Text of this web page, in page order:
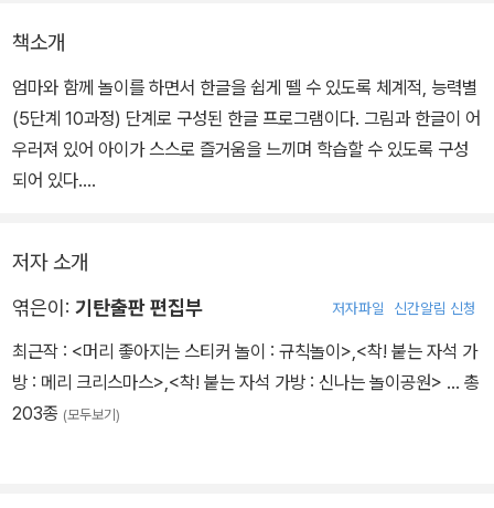
책소개
엄마와 함께 놀이를 하면서 한글을 쉽게 뗄 수 있도록 체계적, 능력별
(5단계 10과정) 단계로 구성된 한글 프로그램이다. 그림과 한글이 어
우러져 있어 아이가 스스로 즐거움을 느끼며 학습할 수 있도록 구성
되어 있다.
저자 소개
엮은이: 기탄출판 편집부 저자파일 신간알림 신청
최근작 : <머리 좋아지는 스티커 놀이 : 규칙놀이>,<착! 붙는 자석 가
방 : 메리 크리스마스>,<착! 붙는 자석 가방 : 신나는 놀이공원> … 총
203종 (모두보기)